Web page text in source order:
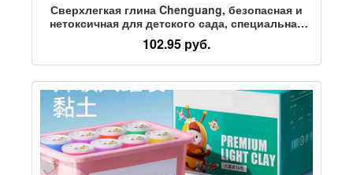
Сверхлегкая глина Chenguang, безопасная и
нетоксичная для детского сада, специальная
цветная глина, пластилин ручной работы,
материалы для поделок, 12 цветов, 24 цвета, 36
цветов, космическая глина для учащихся
инструментов
102.95 руб.